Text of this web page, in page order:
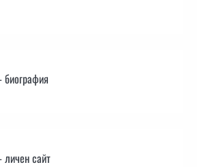
биография
личен сайт